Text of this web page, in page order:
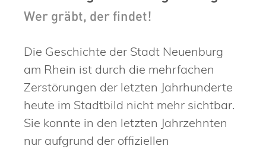
Wer gräbt, der findet!
Die Geschichte der Stadt Neuenburg
am Rhein ist durch die mehrfachen
Zerstörungen der letzten Jahrhunderte
heute im Stadtbild nicht mehr sichtbar.
Sie konnte in den letzten Jahrzehnten
nur aufgrund der offiziellen